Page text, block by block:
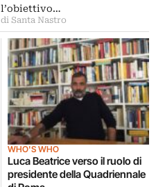
l’obiettivo…
di Santa Nastro
WHO'S WHO
Luca Beatrice verso il ruolo di
presidente della Quadriennale